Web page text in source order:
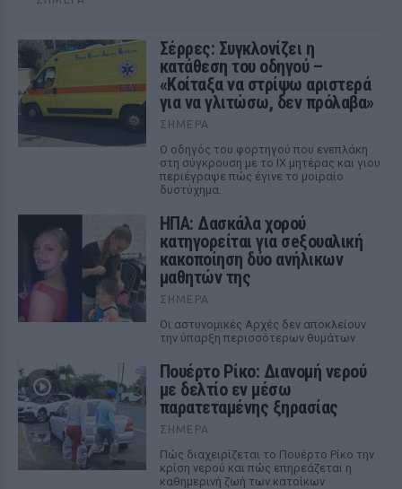
Σέρρες: Συγκλονίζει η
κατάθεση του οδηγού –
«Κοίταξα να στρίψω αριστερά
για να γλιτώσω, δεν πρόλαβα»
ΣΉΜΕΡΑ
Ο οδηγός του φορτηγού που ενεπλάκη
στη σύγκρουση με το ΙΧ μητέρας και γιου
περιέγραψε πώς έγινε το μοιραίο
δυστύχημα.
ΗΠΑ: Δασκάλα χορού
κατηγορείται για σeξουαλική
κακοποίηση δύο ανήλικων
μαθητών της
ΣΉΜΕΡΑ
Οι αστυνομικές Αρχές δεν αποκλείουν
την ύπαρξη περισσότερων θυμάτων
Πουέρτο Ρίκο: Διανομή νερού
με δελτίο εν μέσω
παρατεταμένης ξηρασίας
ΣΉΜΕΡΑ
Πώς διαχειρίζεται το Πουέρτο Ρίκο την
κρίση νερού και πώς επηρεάζεται η
καθημερινή ζωή των κατοίκων